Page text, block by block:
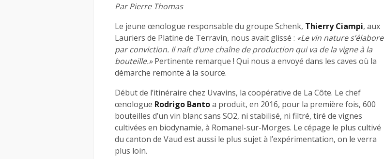
Par Pierre Thomas
Le jeune œnologue responsable du groupe Schenk, Thierry Ciampi, aux
Lauriers de Platine de Terravin, nous avait glissé : «Le vin nature s’élabore
par conviction. Il naît d’une chaîne de production qui va de la vigne à la
bouteille.»Pertinente remarque ! Qui nous a envoyé dans les caves où la
démarche remonte à la source.
Début de l’itinéraire chez Uvavins, la coopérative de La Côte. Le chef
œnologue Rodrigo Bantoa produit, en 2016, pour la première fois, 600
bouteilles d’un vin blanc sans SO2, ni stabilisé, ni filtré, tiré de vignes
cultivées en biodynamie, à Romanel-sur-Morges. Le cépage le plus cultivé
du canton de Vaud est aussi le plus sujet à l’expérimentation, on le verra
plus loin.